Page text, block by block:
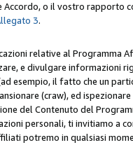
o il vostro rapporto
3.
relative al Programma
e divulgare informazioni
esempio, il fatto che un
(craw), ed
del Contenuto del
personali, ti invitiamo a
potremo in qualsiasi